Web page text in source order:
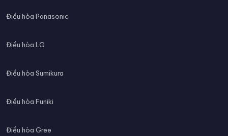
Điều hòa Panasonic
Điều hòa LG
Điều hòa Sumikura
Điều hòa Funiki
Điều hòa Gree